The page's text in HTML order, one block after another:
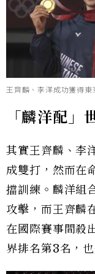
王齊麟、李洋成功獲得東
「麟洋配」
其實王齊麟、李
成雙打，然而在
擋訓練。麟洋組
攻擊，而王齊麟
在國際賽事間殺
界排名第3名，